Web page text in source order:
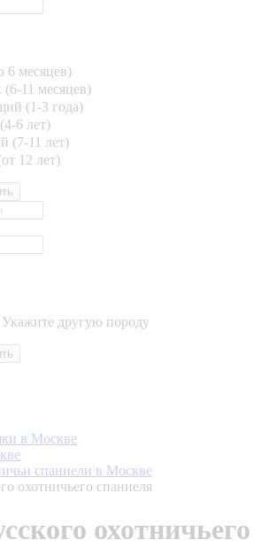
месяцев)
(6-11 месяцев)
(1-3 года)
6 лет)
(7-11 лет)
12 лет)
Укажите другую породу
в Москве
спаниели в Москве
охотничьего спаниеля
охотничьего